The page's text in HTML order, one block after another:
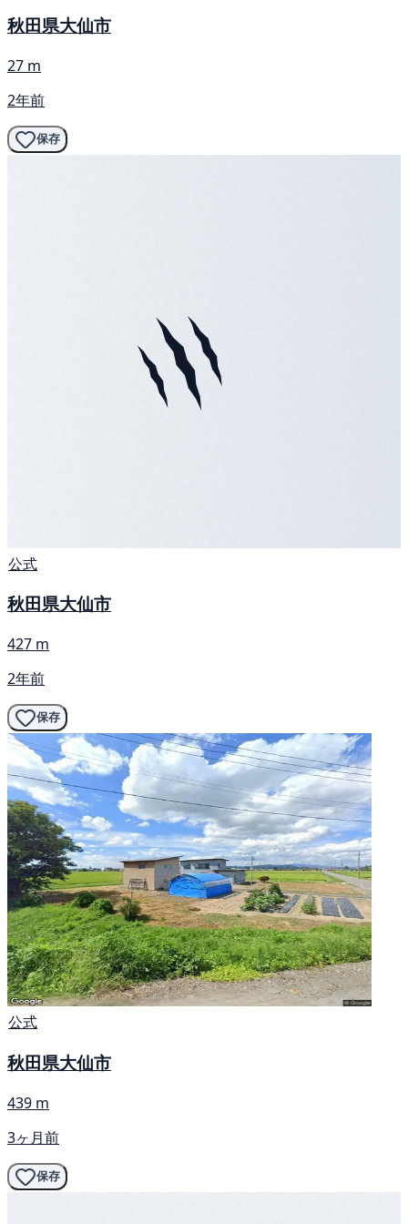
秋田県大仙市
27 m
2年前
保存
公式
秋田県大仙市
427 m
2年前
保存
公式
秋田県大仙市
439 m
3ヶ月前
保存